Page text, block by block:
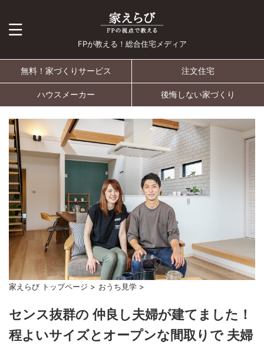
FPが教える！総合住宅メディア
無料！家づくりサービス 注文住宅
ハウスメーカー 後悔しない家づくり
家えらび トップページ > おうち見学 >
センス抜群の 仲良し夫婦が建てました！
程よいサイズとオープンな間取りで 夫婦